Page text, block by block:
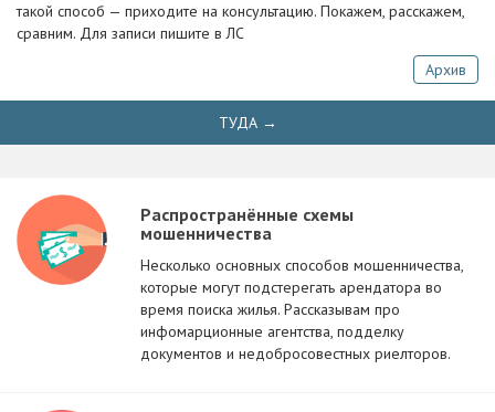
такой способ — приходите на консультацию. Покажем, расскажем,
сравним. Для записи пишите в ЛС
Архив
ТУДА →
Распространённые схемы
мошенничества
Несколько основных способов мошенничества,
которые могут подстерегать арендатора во
время поиска жилья. Рассказывам про
инфомарционные агентства, подделку
документов и недобросовестных риелторов.